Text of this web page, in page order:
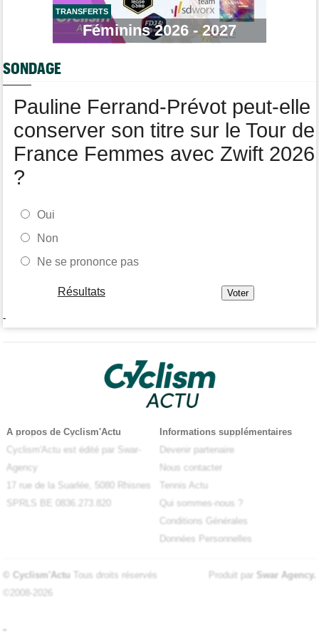
24 ans !
Trine Vingegaard : "L'entraînement ne devrait pas être une
TRANSFERTS
Féminins 2026 - 2027
SONDAGE
Pauline Ferrand-Prévot peut-elle
conserver son titre sur le Tour de
France Femmes avec Zwift 2026
?
Oui
Non
Ne se prononce pas
Résultats
-
A propos de Cyclism'Actu
Cyclism'Actu est édité par Swar-
Agency
17 rue de la Suarlée, 5080 Rhisnes
SPRLS BE 0836.273.820
Informations supplémentaires
Devenir partenaire
Nous contacter
Tennis Actu
Qui sommes-nous ?
Conditions Générales
Données Personnelles
© Cyclism'Actu Tous droits réservés
©2008-2026
Produit par Swar Agency.
-